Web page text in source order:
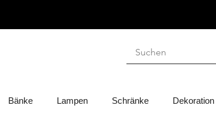
Bänke Lampen Schränke Dekoration